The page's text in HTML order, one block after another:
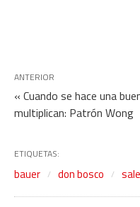
ANTERIOR
« Cuando se hace una
multiplican: Patrón Wong
ETIQUETAS:
bauer don bosco